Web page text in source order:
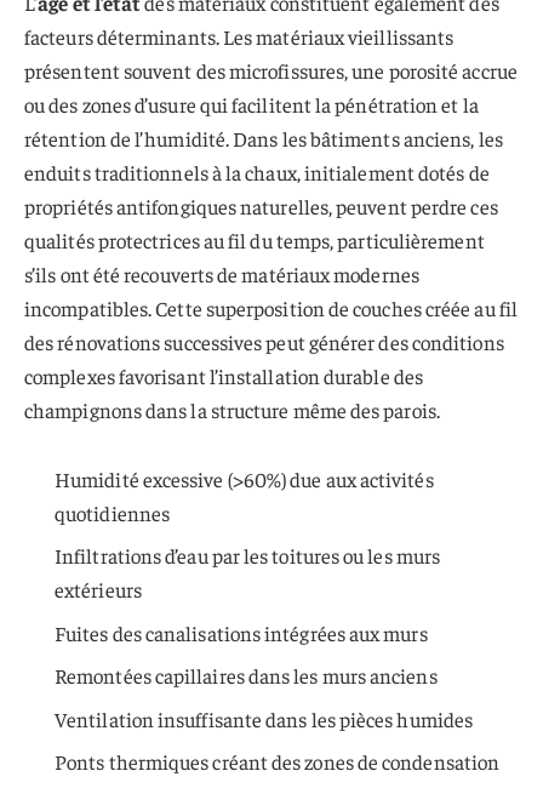
facteurs déterminants. Les matériaux vieillissants
présentent souvent des microfissures, une porosité accrue
ou des zones d’usure qui facilitent la pénétration et la
rétention de l’humidité. Dans les bâtiments anciens, les
enduits traditionnels à la chaux, initialement dotés de
propriétés antifongiques naturelles, peuvent perdre ces
qualités protectrices au fil du temps, particulièrement
s’ils ont été recouverts de matériaux modernes
incompatibles. Cette superposition de couches créée au fil
des rénovations successives peut générer des conditions
complexes favorisant l’installation durable des
champignons dans la structure même des parois.
Humidité excessive (>60%) due aux activités
quotidiennes
Infiltrations d’eau par les toitures ou les murs
extérieurs
Fuites des canalisations intégrées aux murs
Remontées capillaires dans les murs anciens
Ventilation insuffisante dans les pièces humides
Ponts thermiques créant des zones de condensation